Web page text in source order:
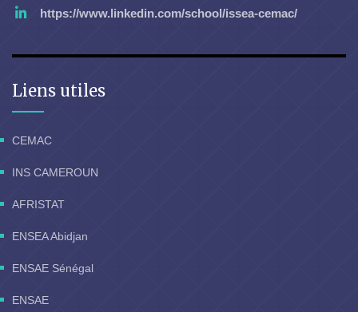
https://www.linkedin.com/school/issea-cemac/
Liens utiles
CEMAC
INS CAMEROUN
AFRISTAT
ENSEA Abidjan
ENSAE Sénégal
ENSAE